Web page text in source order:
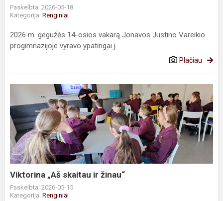
Paskelbta: 2026-05-18
Kategorija: Renginiai
2026 m. gegužės 14-osios vakarą Jonavos Justino Vareikio
progimnazijoje vyravo ypatingai j...
Plačiau
skaitau
ir
žinau“
Viktorina „Aš skaitau ir žinau“
Paskelbta: 2026-05-15
Kategorija: Renginiai